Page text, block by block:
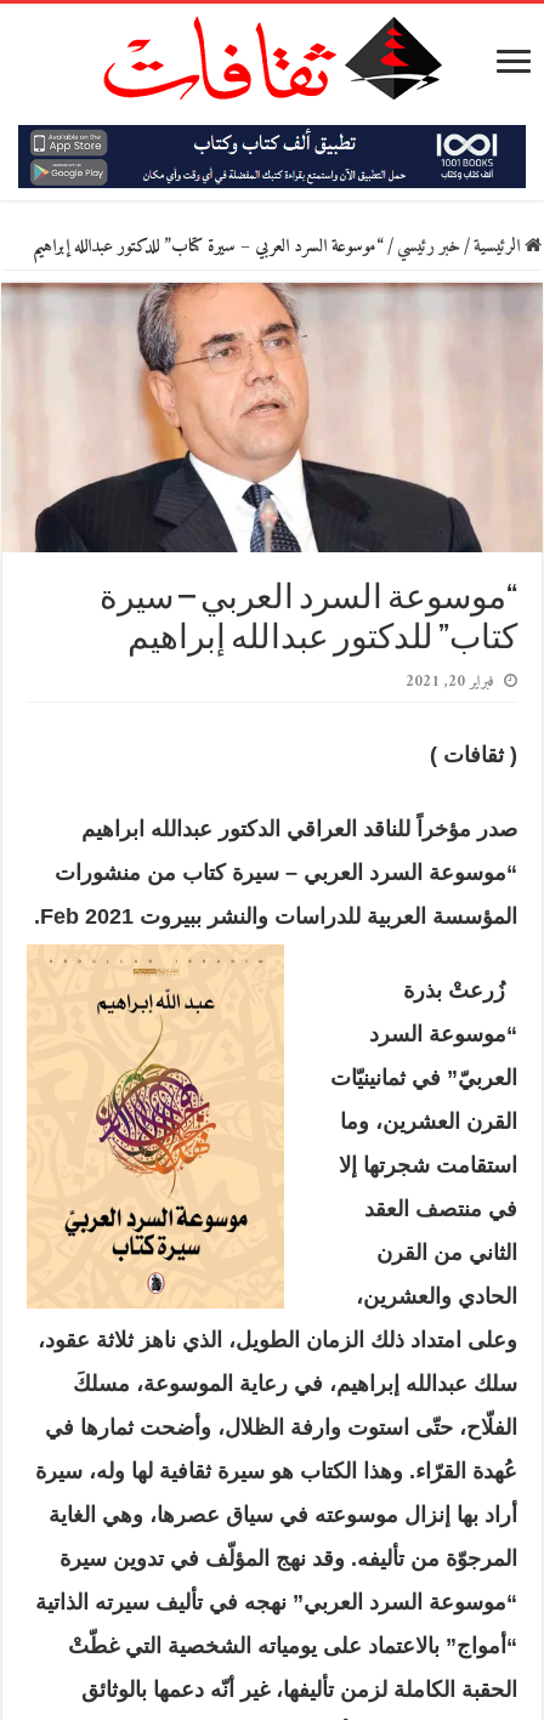
الرئيسية/خبر رئيسي/“موسوعة السرد العربي – سيرة كتاب” للدكتور عبدالله إبراهيم
“موسوعة السرد العربي – سيرة
كتاب” للدكتور عبدالله إبراهيم
فبراير 20, 2021
( ثقافات )
صدر مؤخراً للناقد العراقي الدكتور عبدالله ابراهيم
“موسوعة السرد العربي – سيرة كتاب من منشورات
المؤسسة العربية للدراسات والنشر ببيروت2021 Feb
.
زُرعتْ بذرة
“موسوعة السرد
العربيّ” في ثمانينيّات
القرن العشرين، وما
استقامت شجرتها إلا
في منتصف العقد
الثاني من القرن
الحادي والعشرين،
وعلى امتداد ذلك الزمان الطويل، الذي ناهز ثلاثة عقود،
سلك عبدالله إبراهيم، في رعاية الموسوعة، مسلكَ
الفلّاح، حتّى استوت وارفة الظلال، وأضحت ثمارها في
عُهدة القرّاء. وهذا الكتاب هو سيرة ثقافية لها وله، سيرة
أراد بها إنزال موسوعته في سياق عصرها، وهي الغاية
المرجوّة من تأليفه. وقد نهج المؤلّف في تدوين سيرة
“موسوعة السرد العربي” نهجه في تأليف سيرته الذاتية
“أمواج” بالاعتماد على يومياته الشخصية التي غطّتْ
الحقبة الكاملة لزمن تأليفها، غير أنّه دعمها بالوثائق